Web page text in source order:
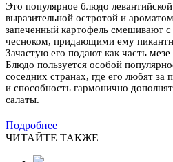
Это популярное блюдо
выразительной остротой и
запеченный картофель смешивают
чесноком, придающими ему
Зачастую его подают как часть мезе
Блюдо пользуется особой
соседних странах, где его любят за
и способность гармонично
салаты.
Подробнее
ЧИТАЙТЕ ТАКЖЕ